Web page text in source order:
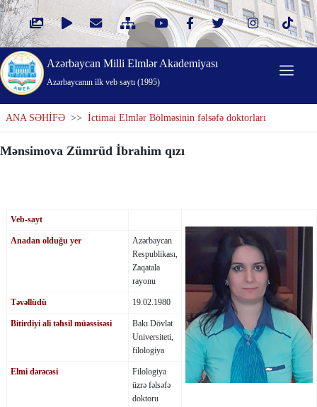
Azərbaycan Milli Elmlər Akademiyası
Azərbaycanın ilk veb saytı (1995)
ANA SƏHİFƏ >> İctimai Elmlər Bölməsinin fəlsəfə doktorları
Mənsimova Zümrüd İbrahim qızı
Veb-sayt
Anadan olduğu yer
Azərbaycan
Respublikası,
Zaqatala
rayonu
Təvəllüdü 19.02.1980
Bitirdiyi ali təhsil müəssisəsi
Bakı Dövlət
Universiteti,
filologiya
Elmi dərəcəsi
Filologiya
üzrə fəlsəfə
doktoru